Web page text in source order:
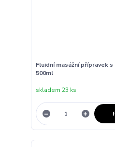
Fluidní masážní přípravek
500ml
skladem 23 ks